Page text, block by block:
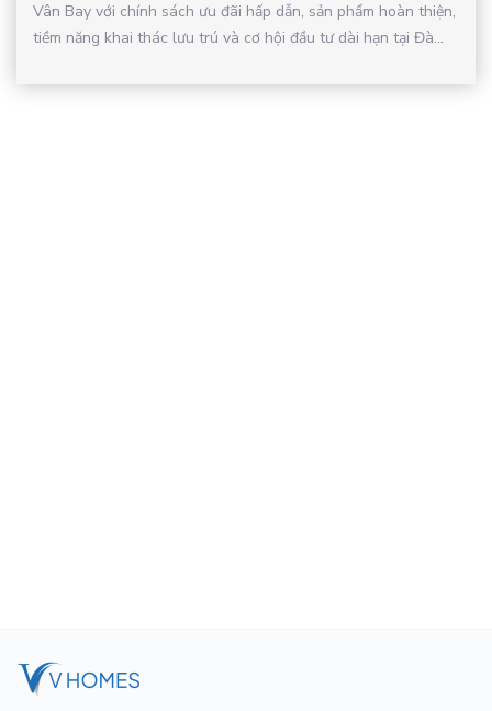
Vân Bay với chính sách ưu đãi hấp dẫn, sản phẩm hoàn thiện,
tiềm năng khai thác lưu trú và cơ hội đầu tư dài hạn tại Đà...